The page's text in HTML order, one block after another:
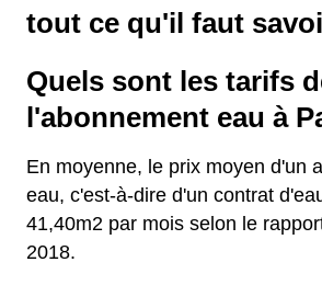
tout ce qu'il faut
Quels sont les tarifs
l'abonnement eau à
En moyenne, le prix moyen d'un
eau, c'est-à-dire d'un contrat
41,40m2 par mois selon le
2018.